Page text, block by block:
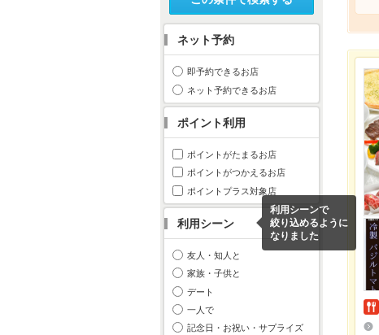
ネット予約
即予約できるお店
ネット予約できるお店
ポイント利用
ポイントがたまるお店
ポイントがつかえるお店
ポイントプラス対象店
利用シーン
利用シーンで
絞り込めるように
なりました
友人・知人と
家族・子供と
デート
一人で
記念日・お祝い・サプライズ